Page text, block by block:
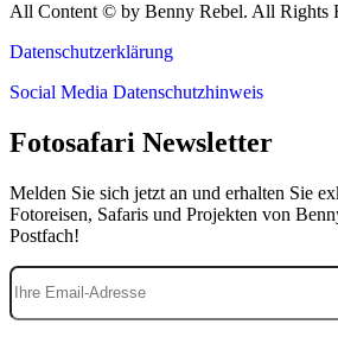
All Content © by Benny Rebel. All Rights
Datenschutzerklärung
Social Media Datenschutzhinweis
Fotosafari Newsletter
Melden Sie sich jetzt an und erhalten Sie
Fotoreisen, Safaris und Projekten von
Postfach!